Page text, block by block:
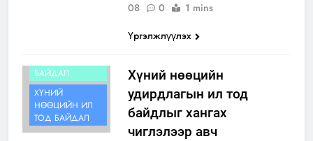
08
0
1 mins
Үргэлжлүүлэх
БАЙДАЛ
ХҮНИЙ
НӨӨЦИЙН ИЛ
ТОД БАЙДАЛ
Хүний нөөцийн
удирдлагын ил тод
байдлыг хангах
чиглэлээр авч